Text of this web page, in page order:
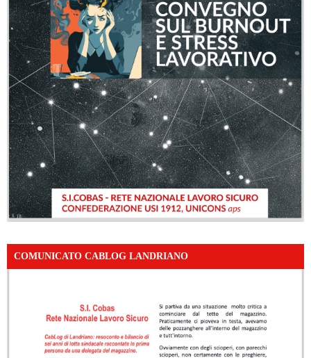
COMUNICATO CABLOG LANDRIANO